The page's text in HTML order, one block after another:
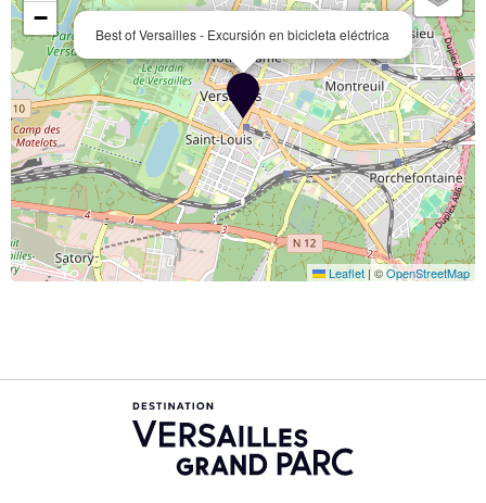
Best of Versailles - Excursión en bicicleta eléctrica
−
Leaflet | ©OpenStreetMap